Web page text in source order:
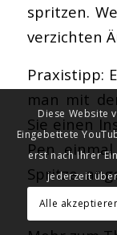
spritzen.
verzichten
Praxistipp:
man mit
Sie einen
Pen
Spritze
Sie mit
Diese Website
Eingebettete
erst nach Ihrer
jederzeit
Alle